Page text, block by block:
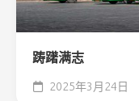
踌躇满志
2025年3月24日